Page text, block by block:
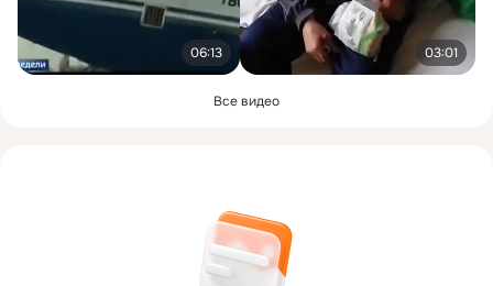
06:13 03:01
Все видео